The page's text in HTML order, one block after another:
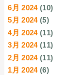
6月 2024(10)
5月 2024(5)
4月 2024(11)
3月 2024(11)
2月 2024(11)
1月 2024(6)